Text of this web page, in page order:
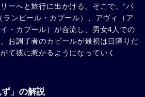
ーへと旅行に出かける。そこで、“バ
ランビール・カプール）、アヴィ（ア
・カプール）が合流し、男女4人での
お調子者のカビールが最初は目障りだ
て彼に惹かるようになっていく
ず」の解説